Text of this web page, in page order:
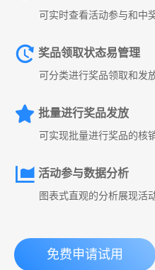
可实时查看活动参与和中
奖品领取状态易管理
可分类进行奖品领取和发
批量进行奖品发放
可实现批量进行奖品的核
活动参与数据分析
图表式直观的分析展现活
免费申请试用